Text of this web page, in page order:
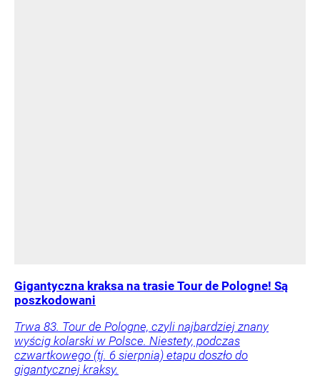
Gigantyczna kraksa na trasie Tour de Pologne! Są
poszkodowani
Trwa 83. Tour de Pologne, czyli najbardziej znany
wyścig kolarski w Polsce. Niestety, podczas
czwartkowego (tj. 6 sierpnia) etapu doszło do
gigantycznej kraksy.